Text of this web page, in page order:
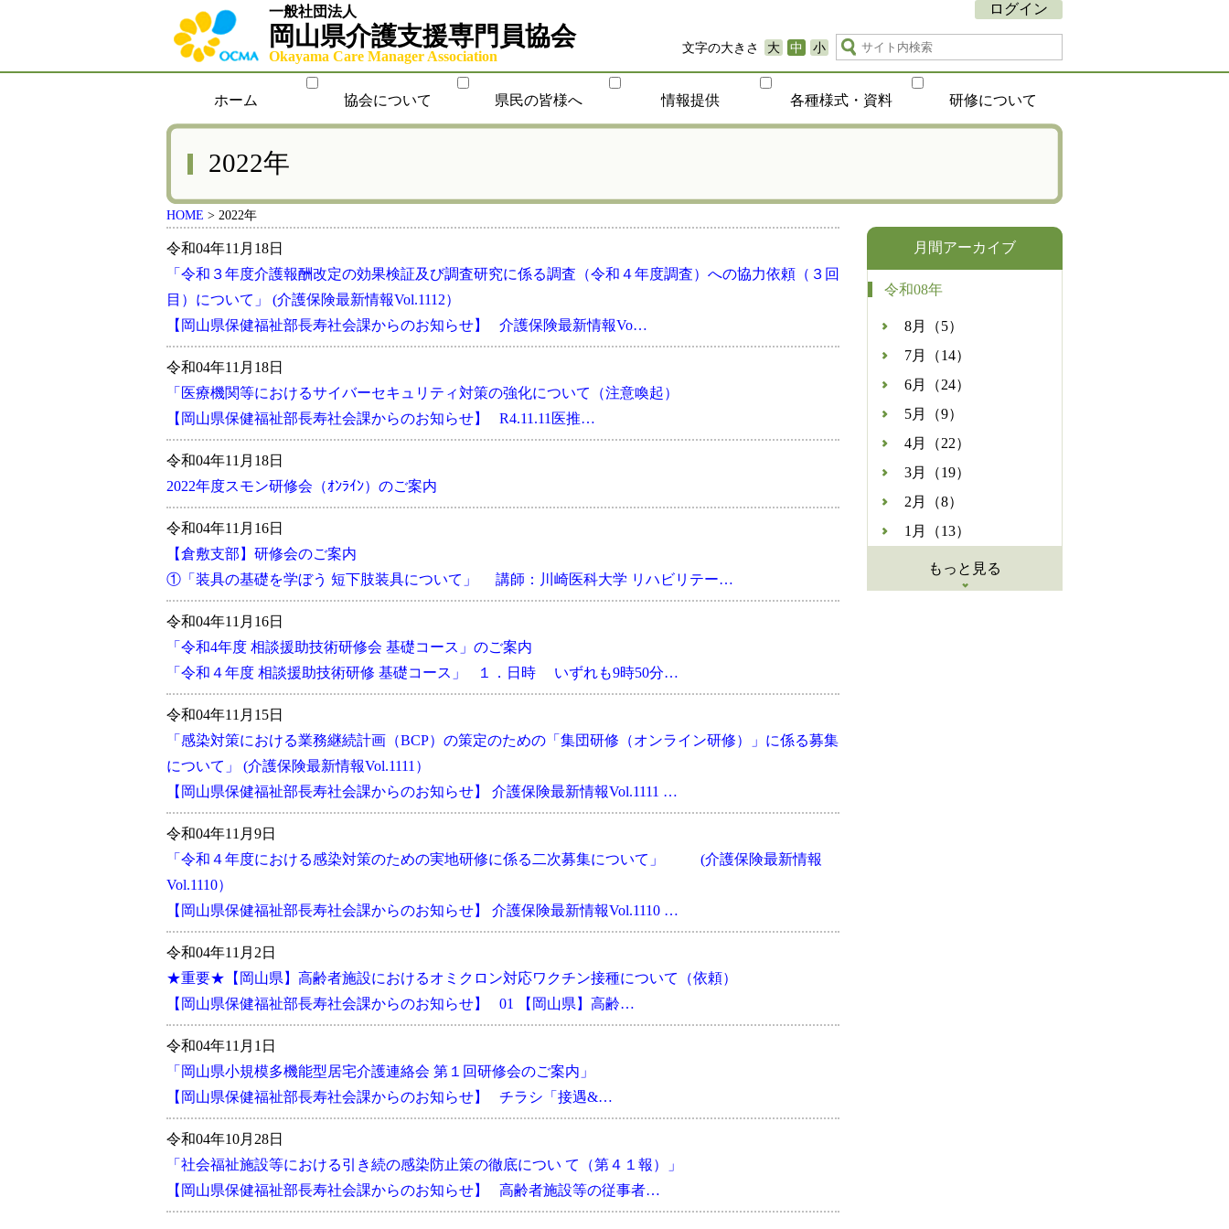
一般社団法人
岡山県介護支援専門員協会
Okayama Care Manager Association
文字の大きさ 大 中 小
ログイン
ホーム 協会について 県民の皆様へ 情報提供 各種様式・資料 研修について
2022年
HOME > 2022年
令和04年11月18日
「令和３年度介護報酬改定の効果検証及び調査研究に係る調査（令和４年度調査）への協力依頼（３回
目）について」 (介護保険最新情報Vol.1112）
【岡山県保健福祉部長寿社会課からのお知らせ】 介護保険最新情報Vo…
令和04年11月18日
「医療機関等におけるサイバーセキュリティ対策の強化について（注意喚起）
【岡山県保健福祉部長寿社会課からのお知らせ】 R4.11.11医推…
令和04年11月18日
2022年度スモン研修会（ｵﾝﾗｲﾝ）のご案内
令和04年11月16日
【倉敷支部】研修会のご案内
①「装具の基礎を学ぼう 短下肢装具について」 講師：川崎医科大学 リハビリテー…
令和04年11月16日
「令和4年度 相談援助技術研修会 基礎コース」のご案内
「令和４年度 相談援助技術研修 基礎コース」 １．日時 いずれも9時50分…
令和04年11月15日
「感染対策における業務継続計画（BCP）の策定のための「集団研修（オンライン研修）」に係る募集
について」 (介護保険最新情報Vol.1111）
【岡山県保健福祉部長寿社会課からのお知らせ】 介護保険最新情報Vol.1111 …
令和04年11月9日
「令和４年度における感染対策のための実地研修に係る二次募集について」 (介護保険最新情報
Vol.1110）
【岡山県保健福祉部長寿社会課からのお知らせ】 介護保険最新情報Vol.1110 …
令和04年11月2日
★重要★【岡山県】高齢者施設におけるオミクロン対応ワクチン接種について（依頼）
【岡山県保健福祉部長寿社会課からのお知らせ】 01 【岡山県】高齢…
令和04年11月1日
「岡山県小規模多機能型居宅介護連絡会 第１回研修会のご案内」
【岡山県保健福祉部長寿社会課からのお知らせ】 チラシ「接遇&…
令和04年10月28日
「社会福祉施設等における引き続の感染防止策の徹底につい て（第４１報）」
【岡山県保健福祉部長寿社会課からのお知らせ】 高齢者施設等の従事者…
月間アーカイブ
令和08年
8月（5）
7月（14）
6月（24）
5月（9）
4月（22）
3月（19）
2月（8）
1月（13）
もっと見る